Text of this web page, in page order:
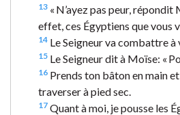
13 « N’ayez pas peur,
effet, ces Égyptiens que vous
14 Le Seigneur va combattre à
15 Le Seigneur dit à Moïse: «
16 Prends ton bâton en main
traverser à pied sec.
17 Quant à moi, je pousse les